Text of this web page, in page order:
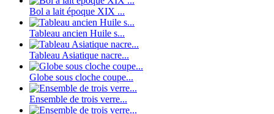
Bol a lait époque XIX ...
Tableau ancien Huile s...
Tableau Asiatique nacre...
Globe sous cloche coupe...
Ensemble de trois verre...